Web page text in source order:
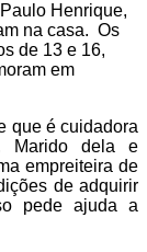
Henrique,
na casa. Os
de 13 e 16,
em
que é cuidadora
Marido dela e
empreiteira de
de adquirir
pede ajuda a